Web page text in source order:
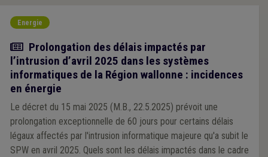
Energie
Actualité
Prolongation des délais impactés par
l’intrusion d’avril 2025 dans les systèmes
informatiques de la Région wallonne : incidences
en énergie
Le décret du 15 mai 2025 (M.B., 22.5.2025) prévoit une
prolongation exceptionnelle de 60 jours pour certains délais
légaux affectés par l'intrusion informatique majeure qu'a subit le
SPW en avril 2025. Quels sont les délais impactés dans le cadre